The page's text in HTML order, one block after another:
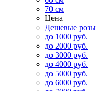
70 см
Цена
Дешевые розы
до 1000 руб.
до 2000 руб.
до 3000 руб.
до 4000 руб.
до 5000 руб.
до 6000 руб.